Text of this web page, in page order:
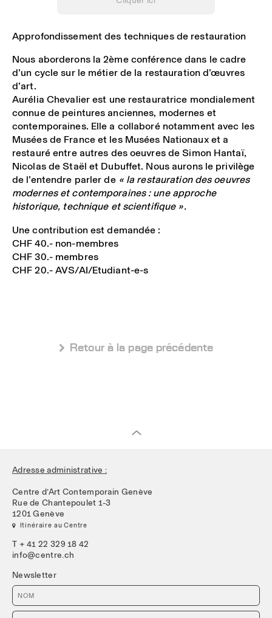
Approfondissement des techniques de restauration
Nous aborderons la 2ème conférence dans le cadre
d’un cycle sur le métier de la restauration d’œuvres
d’art.
Aurélia Chevalierest une restauratrice mondialement
connue de peintures anciennes, modernes et
contemporaines. Elle a collaboré notamment avec les
Musées de Franceet les Musées Nationauxet a
restauré entre autres des oeuvres deSimon Hantaï,
Nicolas de Staël et Dubuffet. Nous aurons le privilège
de l’entendre parler de « la restauration des oeuvres
modernes et contemporaines : une approche
historique, technique et scientifique ».
Une contribution est demandée :
CHF 40.- non-membres
CHF 30.- membres
CHF 20.- AVS/AI/Etudiant-e-s
 Retour à la page précédente
Adresse administrative :
Centre d’Art Contemporain Genève
Rue de Chantepoulet 1-3
1201 Genève
 Itinéraire au Centre
T + 41 22 329 18 42
info@centre.ch
Newsletter